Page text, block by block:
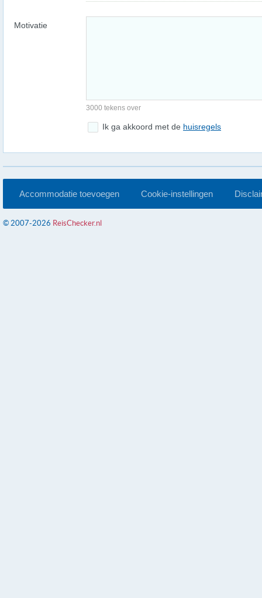
Motivatie
3000 tekens over
Ik ga akkoord met de huisregels
Accommodatie toevoegen Cookie-instellingen
© 2007-2026 ReisChecker.nl